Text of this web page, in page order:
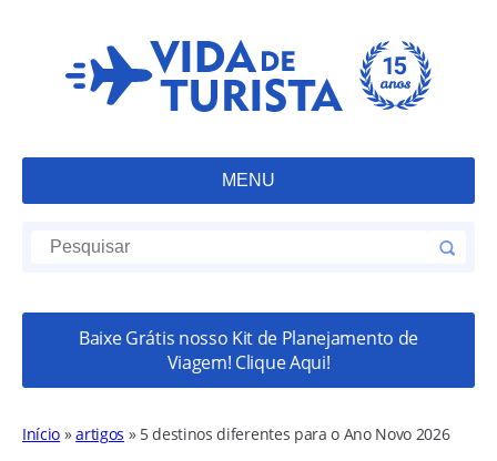
MENU
Baixe Grátis nosso Kit de Planejamento de
Viagem! Clique Aqui!
Início »artigos » 5 destinos diferentes para o Ano Novo 2026